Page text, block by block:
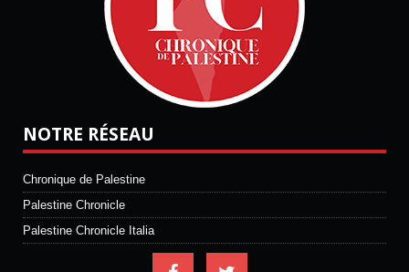
NOTRE RÉSEAU
Chronique de Palestine
Palestine Chronicle
Palestine Chronicle Italia